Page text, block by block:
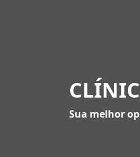
Sua melhor